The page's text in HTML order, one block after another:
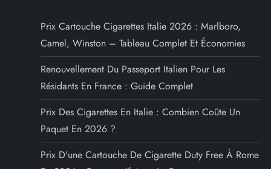
Prix Cartouche Cigarettes Italie 2026 : Marlboro,
Camel, Winston – Tableau Complet Et Économies
Renouvellement Du Passeport Italien Pour Les
Résidants En France : Guide Complet
Prix Des Cigarettes En Italie : Combien Coûte Un
Paquet En 2026 ?
Prix D'une Cartouche De Cigarette Duty Free À Rome